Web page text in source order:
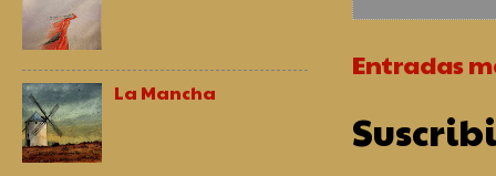
Entradas
La Mancha